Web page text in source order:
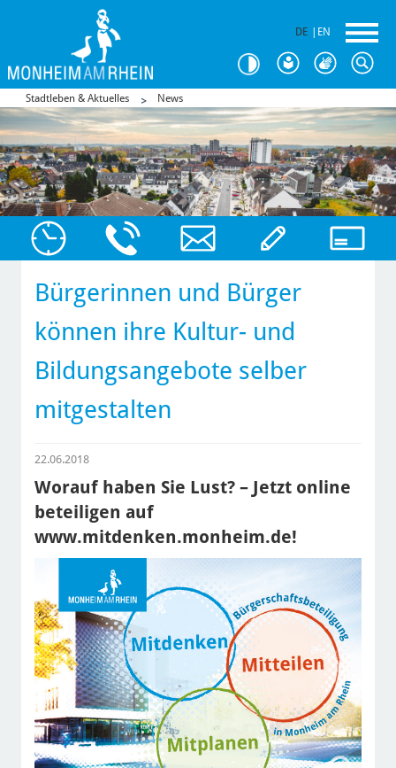
DE EN
Stadtleben & Aktuelles News
Bürgerinnen und Bürger
können ihre Kultur- und
Bildungsangebote selber
mitgestalten
22.06.2018
Worauf haben Sie Lust? – Jetzt online
beteiligen auf
www.mitdenken.monheim.de!